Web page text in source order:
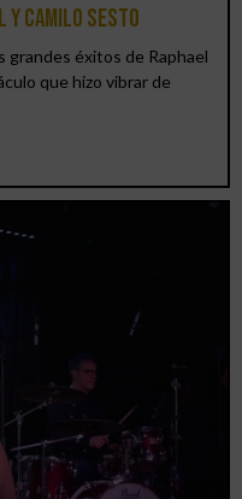
y Camilo Sesto
grandes éxitos de Raphael
que hizo vibrar de